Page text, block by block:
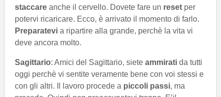
staccare anche il cervello. Dovete fare un reset per
potervi ricaricare. Ecco, è arrivato il momento di farlo.
Preparatevi a ripartire alla grande, perchè la vita vi
deve ancora molto.
Sagittario: Amici del Sagittario, siete ammirati da tutti
oggi perchè vi sentite veramente bene con voi stessi e
con gli altri. Il lavoro procede a piccoli passi, ma